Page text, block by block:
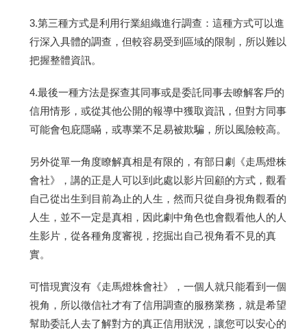
3.第三種方式是利用行業組織進行調查：這種方式可以進
行深入具體的調查，但較容易受到區域的限制，所以難以
把握整體資訊。
4.最後一種方法是探查其同事或是委託同事去瞭解客戶的
信用情形，或從其他公開的報導中獲取資訊，但對方同事
可能會包庇隱瞞，或專業不足易被欺騙，所以風險較高。
另外從單一角度瞭解真相是有限的，有部日劇《走馬燈株
會社》，講的正是人可以到此處以影片回顧的方式，觀看
自己從出生到目前為止的人生，然而只從自身視角觀看的
人生，並不一定是真相，因此劇中角色也會觀看他人的人
生影片，從各種角度審視，挖掘出自己視角看不見的真
實。
可惜現實沒有《走馬燈株會社》，一個人就只能看到一個
視角，所以徵信社才有了信用調查的服務業務，就是希望
幫助委託人去了解對方的真正信用狀況，讓您可以安心的